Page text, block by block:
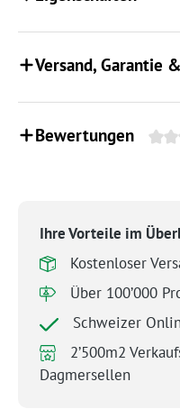
Versand, Garantie
Bewertungen
Ihre Vorteile im
Kostenloser
Über 100’000
Schweizer
2’500m2
Dagmersellen